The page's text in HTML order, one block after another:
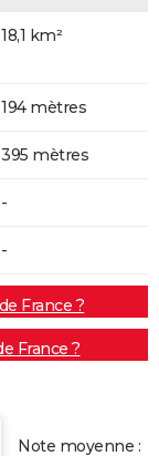
18,1 km²
194 mètres
395 mètres
-
-
France ?
France ?
Note moyenne :